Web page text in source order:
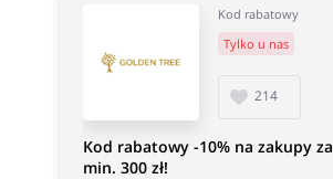
Kod rabatowy
Tylko u nas
214
Kod rabatowy -10% na zakupy za
min. 300 zł!